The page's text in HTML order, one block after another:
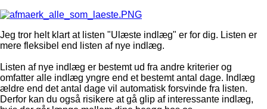
Jeg tror helt klart at listen "Ulæste indlæg" er for dig. Listen er
mere fleksibel end listen af nye indlæg.
Listen af nye indlæg er bestemt ud fra andre kriterier og
omfatter alle indlæg yngre end et bestemt antal dage. Indlæg
ældre end det antal dage vil automatisk forsvinde fra listen.
Derfor kan du også risikere at gå glip af interessante indlæg,